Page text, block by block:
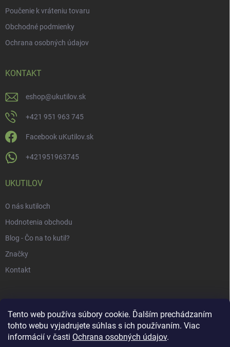
Tento web používa súbory cookie. Ďalším prechádzaním
tohto webu vyjadrujete súhlas s ich používaním. Viac
informácií v časti Ochrana osobných údajov.
Poučenie k vráteniu tovaru
Obchodné podmienky
Ochrana osobných údajov
KONTAKT
eshop@ukutilov.sk
+421 951 963 745
Facebook uKutilov.sk
+421951963745
UKUTILOV
O nás kutiloch
Hodnotenia obchodu
Blog - Čo na to kutil?
Značky
Kontakt